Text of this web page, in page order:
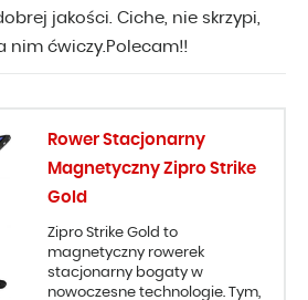
jakości. Ciche, nie skrzypi,
nim ćwiczy.Polecam!!
Rower Stacjonarny
Magnetyczny Zipro Strike
Gold
Zipro Strike Gold to
magnetyczny rowerek
stacjonarny bogaty w
nowoczesne technologie. Tym,